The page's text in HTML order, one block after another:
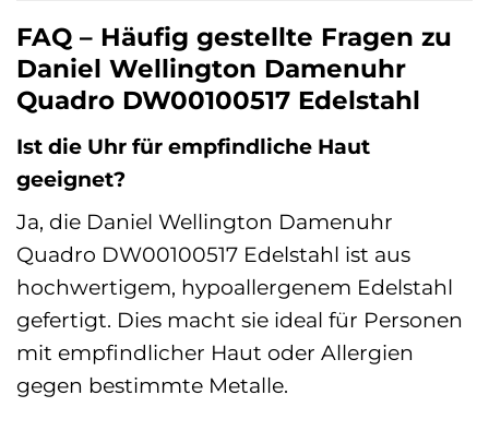
FAQ – Häufig gestellte Fragen zu
Daniel Wellington Damenuhr
Quadro DW00100517 Edelstahl
Ist die Uhr für empfindliche Haut
geeignet?
Ja, die Daniel Wellington Damenuhr
Quadro DW00100517 Edelstahl ist aus
hochwertigem, hypoallergenem Edelstahl
gefertigt. Dies macht sie ideal für Personen
mit empfindlicher Haut oder Allergien
gegen bestimmte Metalle.